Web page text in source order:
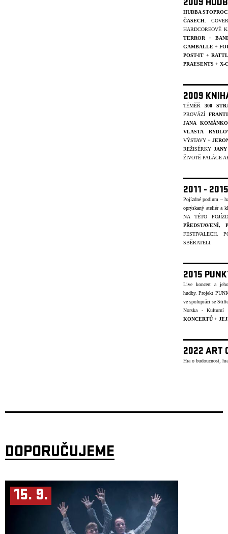
2009
HUDBA
ČASECH .
HARDCOREOVÉ
TERROR +
GAMBALLE +
POST-IT +
PRAESENTS + X-
2009
TÉMĚŘ 300
PROVÁZÍ
JANA
VLASTA
VÝSTAVY +
REŽISÉRKY
ŽIVOTĚ PALÁCE
2011 -
Pojízdné podium –
oprýskaný ateliér a
NA TÉTO
PŘEDSTAVENÍ,
FESTIVALECH.
SBĚRATELI.
2015
Live koncert a
hudby.Projekt
ve spolupráci se
Norska - Kulturní
KONCERTŮ +
2022 ART
Hra o budoucnost,
DOPORUČUJEME
15. 9.